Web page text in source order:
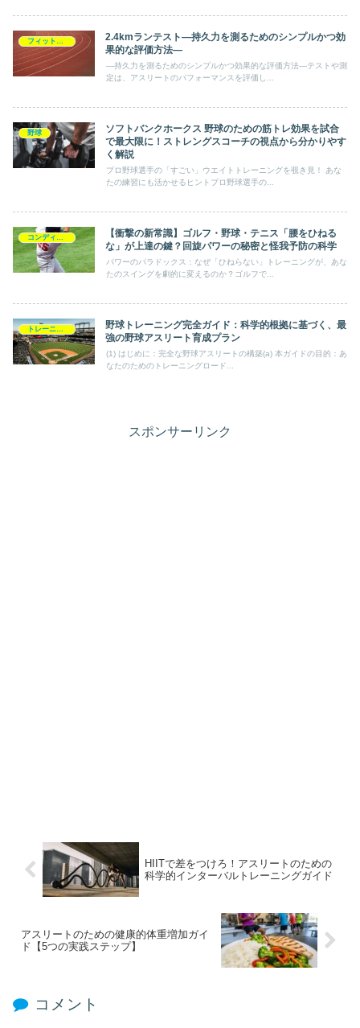
フィットネステスト
2.4kmランテスト―持久力を測るためのシンプルかつ効
果的な評価方法―
―持久力を測るためのシンプルかつ効果的な評価方法―テストや測
定は、アスリートのパフォーマンスを評価し...
野球
ソフトバンクホークス 野球のための筋トレ効果を試合
で最大限に！ストレングスコーチの視点から分かりやす
く解説
プロ野球選手の「すごい」ウエイトトレーニングを覗き見！ あな
たの練習にも活かせるヒントプロ野球選手の...
【衝撃の新常識】ゴルフ・野球・テニス「腰をひねる
な」が上達の鍵？回旋パワーの秘密と怪我予防の科学
パワーのパラドックス：なぜ「ひねらない」トレーニングが、あな
たのスイングを劇的に変えるのか？ゴルフで...
野球トレーニング完全ガイド：科学的根拠に基づく、最
強の野球アスリート育成プラン
(1) はじめに：完全な野球アスリートの構築(a) 本ガイドの目的：あ
なたのためのトレーニングロード...
スポンサーリンク
HIITで差をつけろ！アスリートのための
科学的インターバルトレーニングガイド
アスリートのための健康的体重増加ガイ
ド【5つの実践ステップ】
コメント